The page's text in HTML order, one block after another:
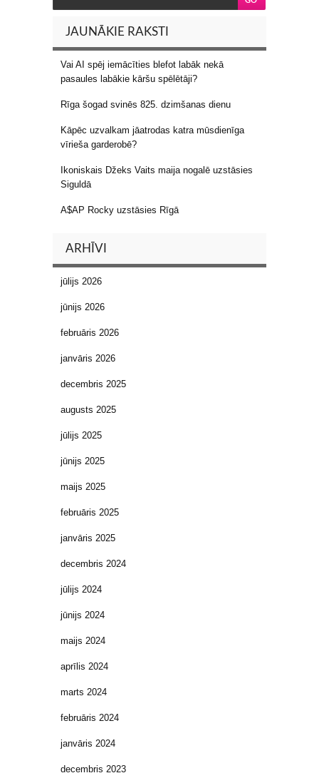
JAUNĀKIE RAKSTI
Vai AI spēj iemācīties blefot labāk nekā
pasaules labākie kāršu spēlētāji?
Rīga šogad svinēs 825. dzimšanas dienu
Kāpēc uzvalkam jāatrodas katra mūsdienīga
vīrieša garderobē?
Ikoniskais Džeks Vaits maija nogalē uzstāsies
Siguldā
A$AP Rocky uzstāsies Rīgā
ARHĪVI
jūlijs 2026
jūnijs 2026
februāris 2026
janvāris 2026
decembris 2025
augusts 2025
jūlijs 2025
jūnijs 2025
maijs 2025
februāris 2025
janvāris 2025
decembris 2024
jūlijs 2024
jūnijs 2024
maijs 2024
aprīlis 2024
marts 2024
februāris 2024
janvāris 2024
decembris 2023